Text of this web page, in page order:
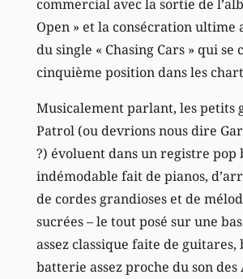
commercial avec la sortie de
Open » et la consécration ultime
du single « Chasing Cars » qui se
cinquième position dans les
Musicalement parlant, les petits
Patrol (ou devrions nous dire
?) évoluent dans un registre
indémodable fait de pianos,
de cordes grandioses et de
sucrées – le tout posé sur une
assez classique faite de guitares,
batterie assez proche du son des